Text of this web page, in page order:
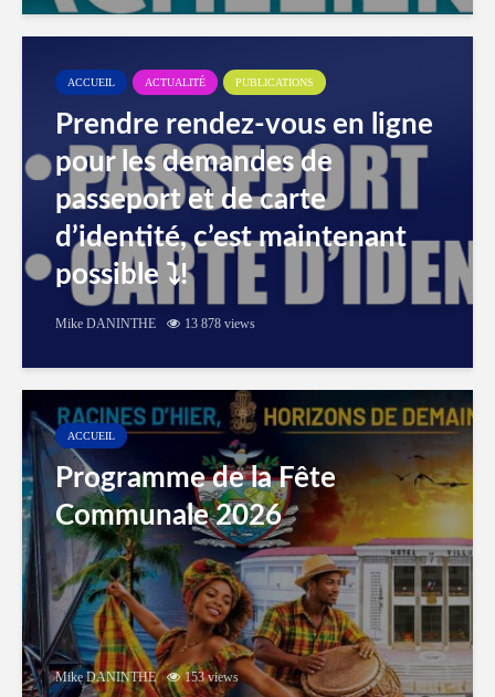
ACCUEIL ACTUALITÉ PUBLICATIONS
Prendre rendez-vous en ligne
pour les demandes de
passeport et de carte
d’identité, c’est maintenant
possible ⤵️!
Mike DANINTHE 13 878 views
ACCUEIL
Programme de la Fête
Communale 2026
Mike DANINTHE 153 views